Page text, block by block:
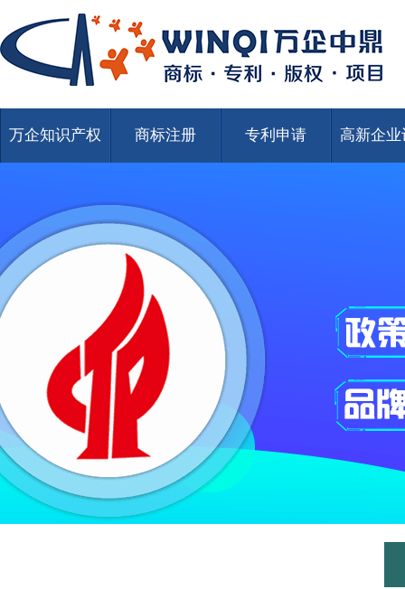
万企知识产权 商标注册 专利申请 高新企业